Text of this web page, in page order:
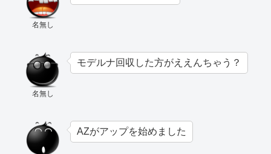
名無し
名無し
モデルナ回収した方がええんちゃう？
AZがアップを始めました